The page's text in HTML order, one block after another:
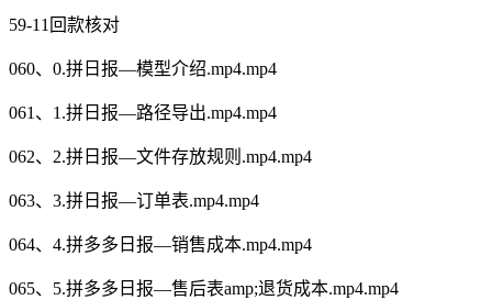
59-11回款核对
060、0.拼日报—模型介绍.mp4.mp4
061、1.拼日报—路径导出.mp4.mp4
062、2.拼日报—文件存放规则.mp4.mp4
063、3.拼日报—订单表.mp4.mp4
064、4.拼多多日报—销售成本.mp4.mp4
065、5.拼多多日报—售后表amp;退货成本.mp4.mp4